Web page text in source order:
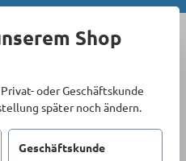
Shop
oder Geschäftskunde
später noch ändern.
Geschäftskunde